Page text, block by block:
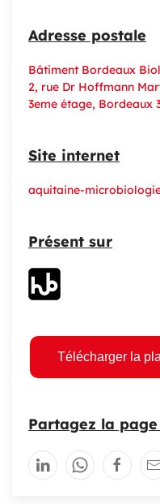
Adresse postale
Bâtiment Bordeaux
2, rue Dr Hoffmann
3eme étage, Bordeaux
Site internet
aquitaine-
Présent sur
Télécharger la
Partagez la page